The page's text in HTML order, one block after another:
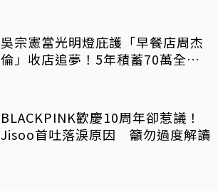
吳宗憲當光明燈庇護「早餐店周杰
倫」收店追夢！5年積蓄70萬全砸
BLACKPINK歡慶10周年卻惹議！
Jisoo首吐落淚原因 籲勿過度解讀